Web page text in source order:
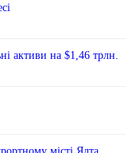
активи на $1,46 трлн.